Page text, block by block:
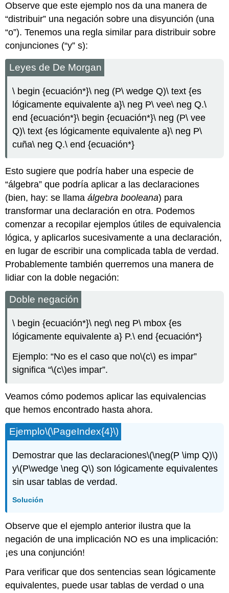
Observe que este ejemplo nos da una manera de
“distribuir” una negación sobre una disyunción (una
“o”). Tenemos una regla similar para distribuir sobre
conjunciones (“y” s):
Leyes de De Morgan
\ begin {ecuación*}\ neg (P\ wedge Q)\ text {es
lógicamente equivalente a}\ neg P\ vee\ neg Q.\
end {ecuación*}\ begin {ecuación*}\ neg (P\ vee
Q)\ text {es lógicamente equivalente a}\ neg P\
cuña\ neg Q.\ end {ecuación*}
Esto sugiere que podría haber una especie de
“álgebra” que podría aplicar a las declaraciones
(bien, hay: se llamaálgebra booleana) para
transformar una declaración en otra. Podemos
comenzar a recopilar ejemplos útiles de equivalencia
lógica, y aplicarlos sucesivamente a una declaración,
en lugar de escribir una complicada tabla de verdad.
Probablemente también querremos una manera de
lidiar con la doble negación:
Doble negación
\ begin {ecuación*}\ neg\ neg P\ mbox {es
lógicamente equivalente a} P.\ end {ecuación*}
Ejemplo: “No es el caso que no\(c\) es impar”
significa “\(c\)es impar”.
Veamos cómo podemos aplicar las equivalencias
que hemos encontrado hasta ahora.
Ejemplo\(\PageIndex{4}\)
Demostrar que las declaraciones\(\neg(P \imp Q)\)
y\(P\wedge \neg Q\) son lógicamente equivalentes
sin usar tablas de verdad.
Solución
Observe que el ejemplo anterior ilustra que la
negación de una implicación NO es una implicación:
¡es una conjunción!
Para verificar que dos sentencias sean lógicamente
equivalentes, puede usar tablas de verdad o una